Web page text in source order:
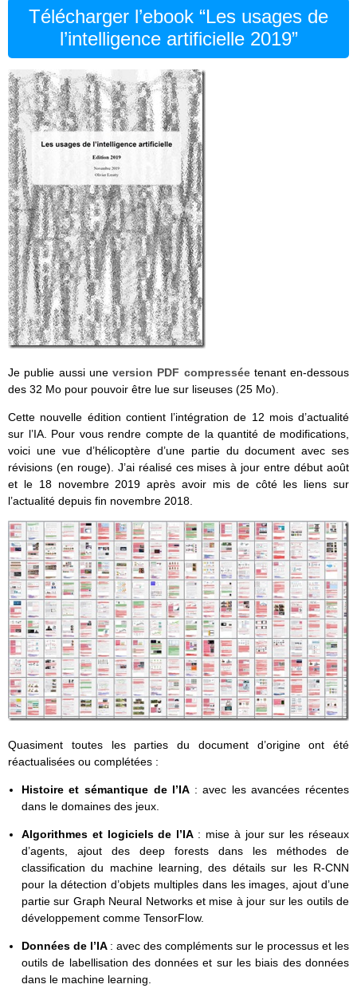
Télécharger l’ebook “Les usages de
l’intelligence artificielle 2019”
Je publie aussi une version PDF compresséetenant en-dessous
des 32 Mo pour pouvoir être lue sur liseuses (25 Mo).
Cette nouvelle édition contient l’intégration de 12 mois d’actualité
sur l’IA. Pour vous rendre compte de la quantité de modifications,
voici une vue d’hélicoptère d’une partie du document avec ses
révisions (en rouge). J’ai réalisé ces mises à jour entre début août
et le 18 novembre 2019 après avoir mis de côté les liens sur
l’actualité depuis fin novembre 2018.
Quasiment toutes les parties du document d’origine ont été
réactualisées ou complétées :
Histoire et sémantique de l’IA : avec les avancées récentes
dans le domaines des jeux.
Algorithmes et logiciels de l’IA : mise à jour sur les réseaux
d’agents, ajout des deep forests dans les méthodes de
classification du machine learning, des détails sur les R-CNN
pour la détection d’objets multiples dans les images, ajout d’une
partie sur Graph Neural Networks et mise à jour sur les outils de
développement comme TensorFlow.
Données de l’IA : avec des compléments sur le processus et les
outils de labellisation des données et sur les biais des données
dans le machine learning.